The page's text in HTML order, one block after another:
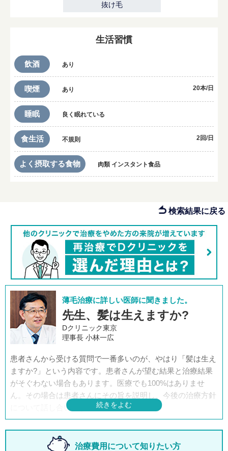
抜け毛
生活習慣
飲酒 あり
喫煙 あり 20本/日
睡眠 良く眠れている
食生活 不規則 2回/日
よく摂取する食物 肉類 インスタント食品
検索結果に戻る
薄毛治療に詳しい医師に聞きました。
先生、髪は生えますか?
Dクリニック東京
理事長 小林一広
患者さんから受ける質問で一番多いのが、やはり「髪は生え
ますか?」という内容です。患者さんが望む結果と治療結果
がそぐわない場合もあります。医療でも100%はありませ
ん。その場合は患者さんにその旨を説明し、今後の治療方針
について話し合います。
当院でも、その患者さまにとっては“不十分な結果”しか出な
い、と思われることもあるでしょう。ですが、そうであれば
どこへ行っても同じです。そう言い切れる自信を持って治療
治療費用について知りたい方